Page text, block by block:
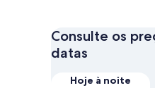
Consulte os
datas
Hoje à noite